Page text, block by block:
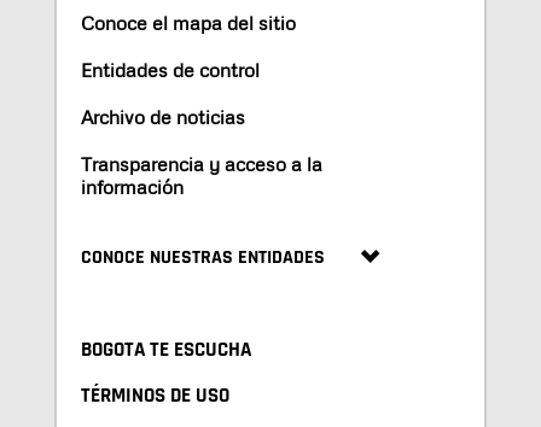
Conoce el mapa del sitio
Entidades de control
Archivo de noticias
Transparencia y acceso a la
información
CONOCE NUESTRAS ENTIDADES
BOGOTA TE ESCUCHA
TÉRMINOS DE USO